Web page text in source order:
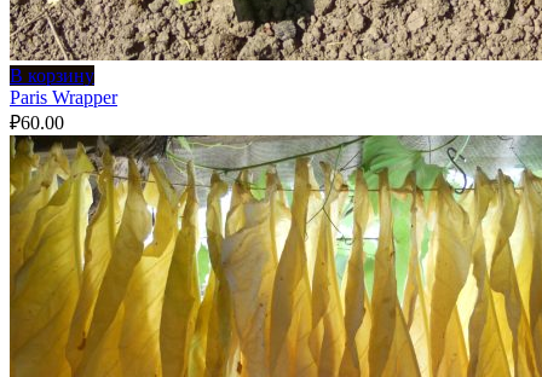
В корзину
Paris Wrapper
₽60.00